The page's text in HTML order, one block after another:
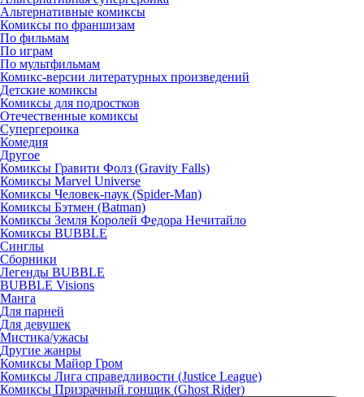
Альтернативные комиксы
Комиксы по франшизам
По фильмам
По играм
По мультфильмам
Комикс-версии литературных произведений
Детские комиксы
Комиксы для подростков
Отечественные комиксы
Супергероика
Комедия
Другое
Комиксы Гравити Фолз (Gravity Falls)
Комиксы Marvel Universe
Комиксы Человек-паук (Spider-Man)
Комиксы Бэтмен (Batman)
Комиксы Земля Королей Федора Нечитайло
Комиксы BUBBLE
Синглы
Сборники
Легенды BUBBLE
BUBBLE Visions
Манга
Для парней
Для девушек
Мистика/ужасы
Другие жанры
Комиксы Майор Гром
Комиксы Лига справедливости (Justice League)
Комиксы Призрачный гонщик (Ghost Rider)